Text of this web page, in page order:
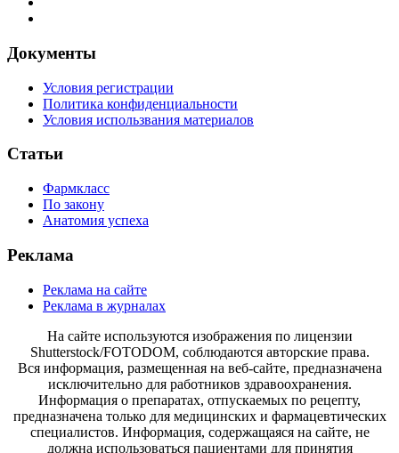
Документы
Условия регистрации
Политика конфиденциальности
Условия использвания материалов
Статьи
Фармкласс
По закону
Анатомия успеха
Реклама
Реклама на сайте
Реклама в журналах
На сайте используются изображения по лицензии
Shutterstock/FOTODOM, соблюдаются авторские права.
Вся информация, размещенная на веб-сайте, предназначена
исключительно для работников здравоохранения.
Информация о препаратах, отпускаемых по рецепту,
предназначена только для медицинских и фармацевтических
специалистов. Информация, содержащаяся на сайте, не
должна использоваться пациентами для принятия